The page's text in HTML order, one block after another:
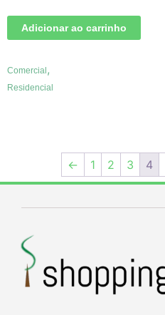
Adicionar ao carrinho
Comercial ,
Residencial
← 1 2 3 4